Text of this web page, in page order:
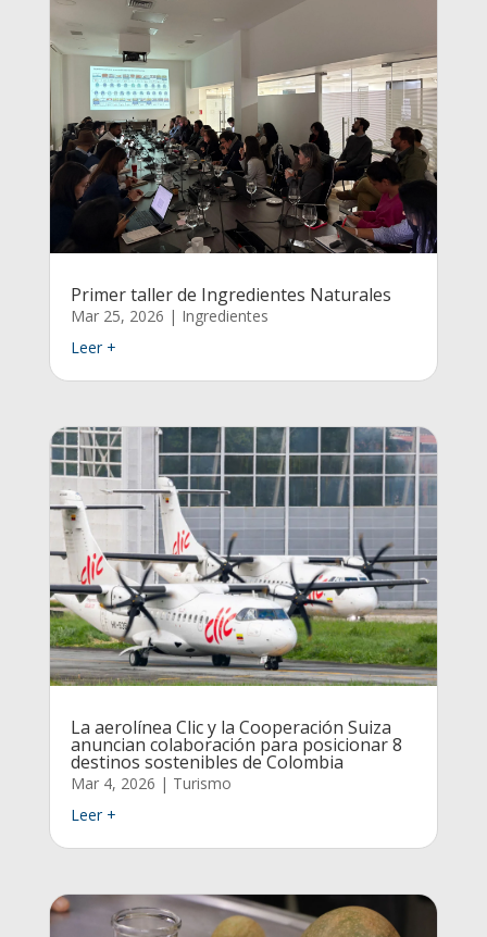
Primer taller de Ingredientes Naturales
Mar 25, 2026 | Ingredientes
Leer +
La aerolínea Clic y la Cooperación Suiza
anuncian colaboración para posicionar 8
destinos sostenibles de Colombia
Mar 4, 2026 | Turismo
Leer +